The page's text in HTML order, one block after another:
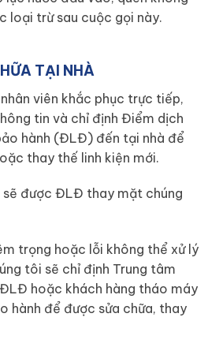
loại trừ sau cuộc gọi này.
TẠI NHÀ
viên khắc phục trực tiếp,
tin và chỉ định Điểm dịch
hành (ĐLĐ) đến tại nhà để
thay thế linh kiện mới.
sẽ được ĐLĐ thay mặt chúng
trọng hoặc lỗi không thể xử lý
tôi sẽ chỉ định Trung tâm
hoặc khách hàng tháo máy
hành để được sửa chữa, thay